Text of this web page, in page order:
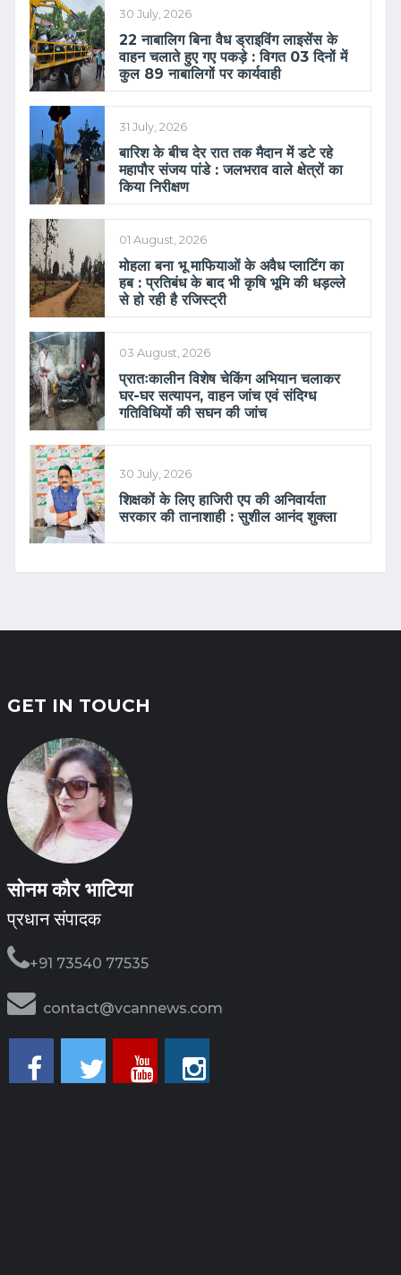
30 July, 2026
22 नाबालिग बिना वैध ड्राइविंग लाइसेंस के
वाहन चलाते हुए गए पकड़े : विगत 03 दिनों में
कुल 89 नाबालिगों पर कार्यवाही
31 July, 2026
बारिश के बीच देर रात तक मैदान में डटे रहे
महापौर संजय पांडे : जलभराव वाले क्षेत्रों का
किया निरीक्षण
01 August, 2026
मोहला बना भू माफियाओं के अवैध प्लाटिंग का
हब : प्रतिबंध के बाद भी कृषि भूमि की धड़ल्ले
से हो रही है रजिस्ट्री
03 August, 2026
प्रातःकालीन विशेष चेकिंग अभियान चलाकर
घर-घर सत्यापन, वाहन जांच एवं संदिग्ध
गतिविधियों की सघन की जांच
30 July, 2026
शिक्षकों के लिए हाजिरी एप की अनिवार्यता
सरकार की तानाशाही : सुशील आनंद शुक्ला
GET IN TOUCH
सोनम कौर भाटिया
प्रधान संपादक
+91 73540 77535
contact@vcannews.com